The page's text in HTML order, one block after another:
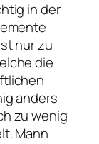
in der
nur zu
die
anders
zu wenig
Mann